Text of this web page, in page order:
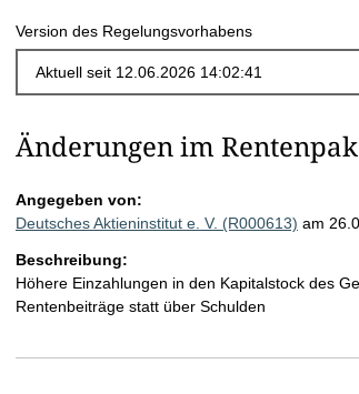
Version des Regelungsvorhabens
Änderungen im
Angegeben von:
Deutsches Aktieninstitut e. V. (R000613) am
Beschreibung:
Höhere Einzahlungen in den Kapitalstock des
Rentenbeiträge statt über Schulden